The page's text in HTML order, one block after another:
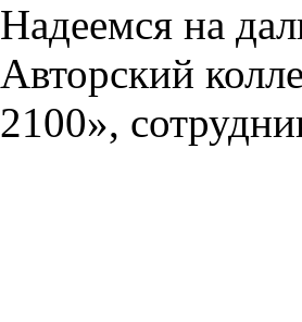
Надеемся на
Авторский
2100»,